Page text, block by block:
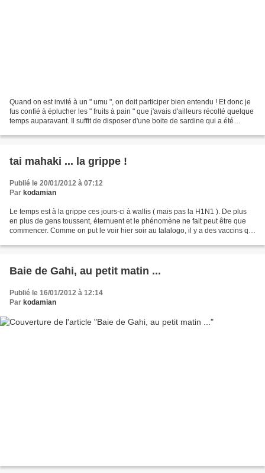
Quand on est invité à un " umu ", on doit participer bien entendu ! Et donc je
fus confié à éplucher les " fruits à pain " que j'avais d'ailleurs récolté quelque
temps auparavant. Il suffit de disposer d'une boite de sardine qui a été
tai mahaki ... la grippe !
Publié le 20/01/2012 à 07:12
Par kodamian
Le temps est à la grippe ces jours-ci à wallis ( mais pas la H1N1 ). De plus
en plus de gens toussent, éternuent et le phénomène ne fait peut être que
commencer. Comme on put le voir hier soir au talalogo, il y a des vaccins qui
Baie de Gahi, au petit matin ...
Publié le 16/01/2012 à 12:14
Par kodamian